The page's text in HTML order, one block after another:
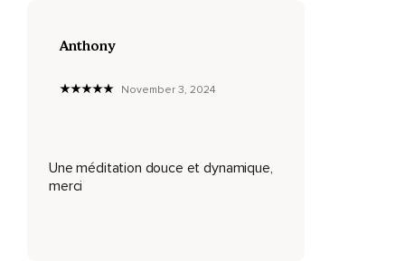
le contact avec nos sens.
œil circuler est important.
C'est aussi le niveau de conscience où nous surmontons la
peur de la mort.
Anthony
November 3, 2024
Une méditation douce et dynamique,
merci